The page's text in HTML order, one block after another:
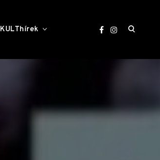
KULThírek
open